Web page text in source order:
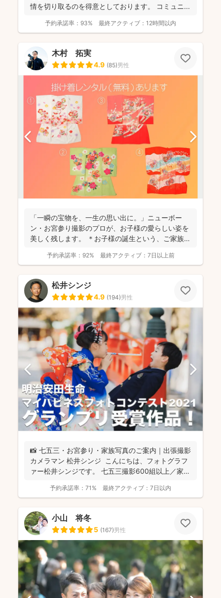
情を切り取るのを得意としております。 コミュニ...
予約承諾率： 93% 最終アクティブ： 12時間以内
木村 拓実
4.9 (85)男性
「一瞬の宝物を、一生の思い出に。」ニューボー
ン・お宮参り撮影のプロが、お子様の愛らしい姿を
美しく残します。 ＊お子様の誕生という、ご家族に
予約承諾率： 92% 最終アクティブ： 7日以上前
松井シンジ
4.9 (194)男性
📸 七五三・お宮参り・家族写真のご案内｜出張撮影
カメラマン 松井シンジ こんにちは、フォトグラフ
ァー松井シンジです。 七五三撮影600組以上／家
予約承諾率： 71% 最終アクティブ： 7日以内
小山 将冬
5 (167)男性